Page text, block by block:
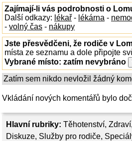
Hlavní rubriky: Těhotenství, Zdraví,
Diskuze, Služby pro rodiče,
Zajímají-li vás podrobnosti o
Další odkazy: lékař - lékárna -
- volný čas - nákupy
Jste přesvědčeni, že rodiče v
místa ze seznamu a dole připojte
Vybrané místo: zatím nevybráno
Zatím sem nikdo nevložil žádný
Vkládání nových komentářů bylo